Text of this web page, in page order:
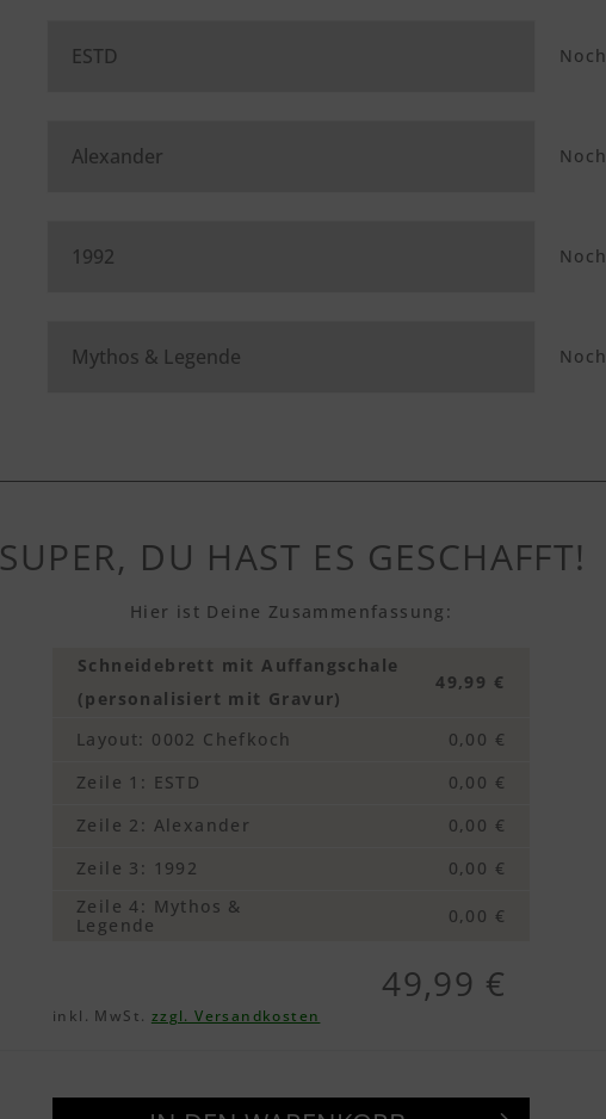
Noch
Noch
Noch
Noch
SUPER, DU HAST ES GESCHAFFT!
Hier ist Deine Zusammenfassung:
Schneidebrett mit Auffangschale
(personalisiert mit Gravur)
49,99 €
Layout: 0002 Chefkoch
0,00 €
Zeile 1 : ESTD
0,00 €
Zeile 2 : Alexander
0,00 €
Zeile 3 : 1992
0,00 €
Zeile 4: Mythos &
Legende
0,00 €
49,99 €
inkl. MwSt. zzgl. Versandkosten